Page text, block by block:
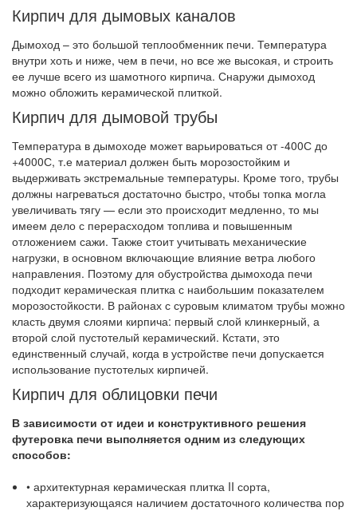
Кирпич для дымовых каналов
Дымоход – это большой теплообменник печи. Температура
внутри хоть и ниже, чем в печи, но все же высокая, и строить
ее лучше всего из шамотного кирпича. Снаружи дымоход
можно обложить керамической плиткой.
Кирпич для дымовой трубы
Температура в дымоходе может варьироваться от -400С до
+4000С, т.е материал должен быть морозостойким и
выдерживать экстремальные температуры. Кроме того, трубы
должны нагреваться достаточно быстро, чтобы топка могла
увеличивать тягу — если это происходит медленно, то мы
имеем дело с перерасходом топлива и повышенным
отложением сажи. Также стоит учитывать механические
нагрузки, в основном включающие влияние ветра любого
направления. Поэтому для обустройства дымохода печи
подходит керамическая плитка с наибольшим показателем
морозостойкости. В районах с суровым климатом трубы можно
класть двумя слоями кирпича: первый слой клинкерный, а
второй слой пустотелый керамический. Кстати, это
единственный случай, когда в устройстве печи допускается
использование пустотелых кирпичей.
Кирпич для облицовки печи
В зависимости от идеи и конструктивного решения
футеровка печи выполняется одним из следующих
способов:
• архитектурная керамическая плитка II сорта,
характеризующаяся наличием достаточного количества пор